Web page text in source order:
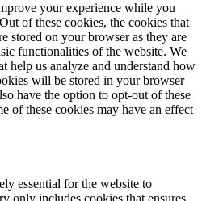
your experience while you
of these cookies, the cookies that
stored on your browser as they are
functionalities of the website. We
help us analyze and understand how
will be stored in your browser
have the option to opt-out of these
of these cookies may have an effect
essential for the website to